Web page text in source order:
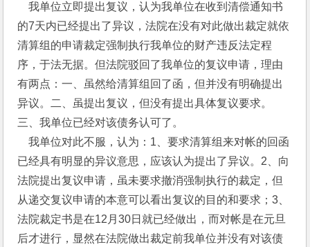
我单位立即提出复议，认为我单位在收到清偿通知书
的7天内已经提出了异议，法院在没有对此做出裁定就依
清算组的申请裁定强制执行我单位的财产违反法定程
序，于法无据。但法院驳回了我单位的复议申请，理由
有两点：一、虽然给清算组回了函，但并没有明确提出
异议。二、虽提出复议，但没有提出具体复议要求。
三、我单位已经对该债务认可了。
我单位对此不服，认为：1、要求清算组来对帐的回函
已经具有明显的异议意思，应该认为提出了异议。2、向
法院提出复议申请，虽未要求撤消强制执行的裁定，但
从递交复议申请的本意可以看出复议的目的和要求；3、
法院裁定书是在12月30日就已经做出，而对帐是在元旦
后才进行，显然在法院做出裁定前我单位并没有对该债